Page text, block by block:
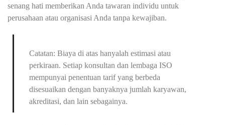
senang hati memberikan Anda tawaran individu untuk
perusahaan atau organisasi Anda tanpa kewajiban.
Catatan: Biaya di atas hanyalah estimasi atau
perkiraan. Setiap konsultan dan lembaga ISO
mempunyai penentuan tarif yang berbeda
disesuaikan dengan banyaknya jumlah karyawan,
akreditasi, dan lain sebagainya.